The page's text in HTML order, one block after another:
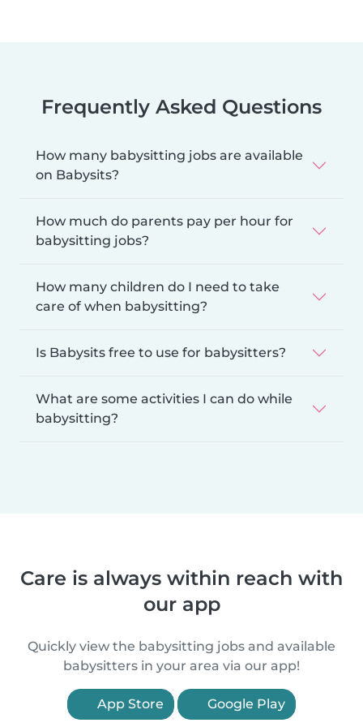
Frequently Asked Questions
How many babysitting jobs are available
on Babysits?
How much do parents pay per hour for
babysitting jobs?
How many children do I need to take
care of when babysitting?
Is Babysits free to use for babysitters?
What are some activities I can do while
babysitting?
Care is always within reach with
our app
Quickly view the babysitting jobs and available
babysitters in your area via our app!
App Store Google Play